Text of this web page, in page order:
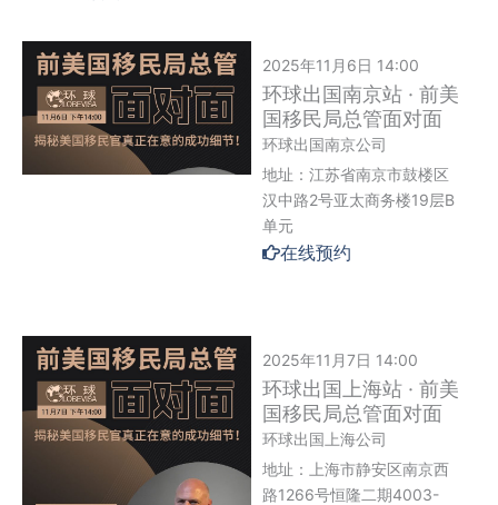
2025年11月6日 14:00
环球出国南京站 · 前美
国移民局总管面对面
环球出国南京公司
地址：江苏省南京市鼓楼区
汉中路2号亚太商务楼19层B
单元
在线预约
2025年11月7日 14:00
环球出国上海站 · 前美
国移民局总管面对面
环球出国上海公司
地址：上海市静安区南京西
路1266号恒隆二期4003-